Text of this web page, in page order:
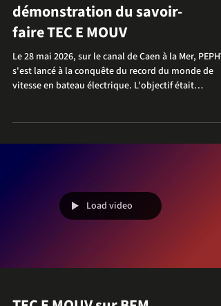
PEPHYT : plus qu'une
tentative de record, la
démonstration du savoir-
faire TEC E MOUV
Le 28 mai 2026, sur le canal de Caen à la Mer,
vitesse en bateau électrique. L'objectif était
record n'a finalement pas été battu. Mais au-delà du
résultat, cette tentative a permis de démontrer